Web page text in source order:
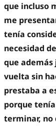
que incluso
me
tenía
necesidad
que además
vuelta sin
prestaba a
porque
terminar, no